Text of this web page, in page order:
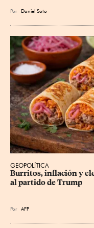
Por Daniel Soto
GEOPOLÍTICA
Burritos, inflación y
al partido de Trump
Por AFP